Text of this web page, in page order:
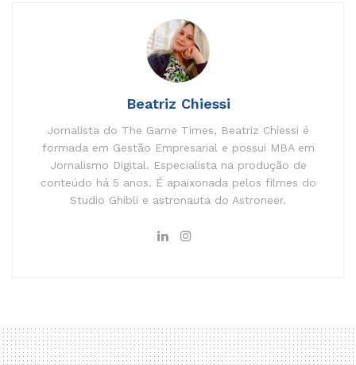
Beatriz Chiessi
Jornalista do The Game Times, Beatriz Chiessi é
formada em Gestão Empresarial e possui MBA em
Jornalismo Digital. Especialista na produção de
conteúdo há 5 anos. É apaixonada pelos filmes do
Studio Ghibli e astronauta do Astroneer.